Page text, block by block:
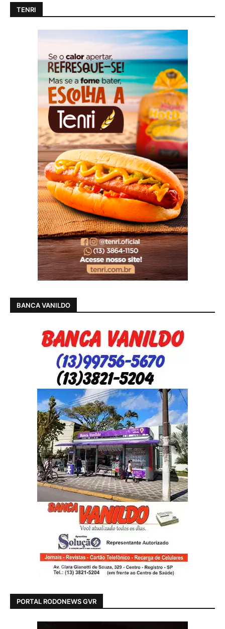
TENRI
BANCA VANILDO
PORTAL RODONEWS GVR